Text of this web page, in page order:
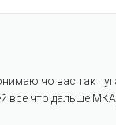
чо вас так
все что дальше